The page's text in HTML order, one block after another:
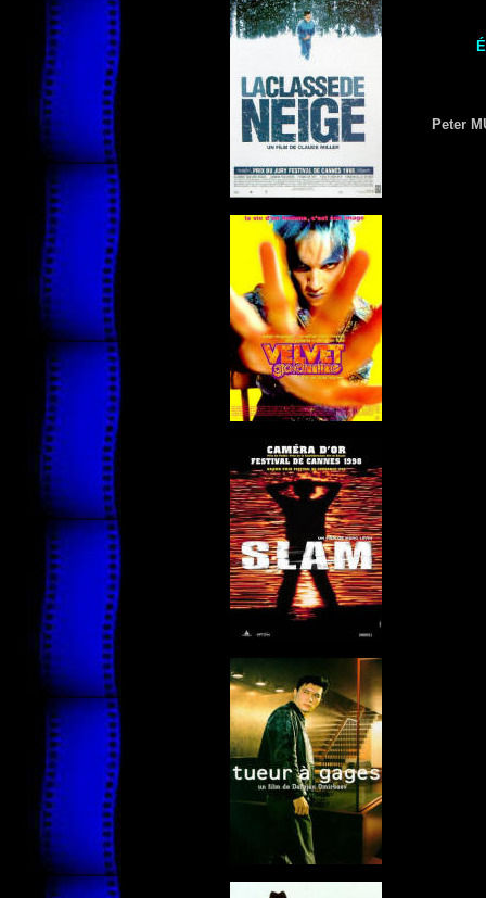
Peter